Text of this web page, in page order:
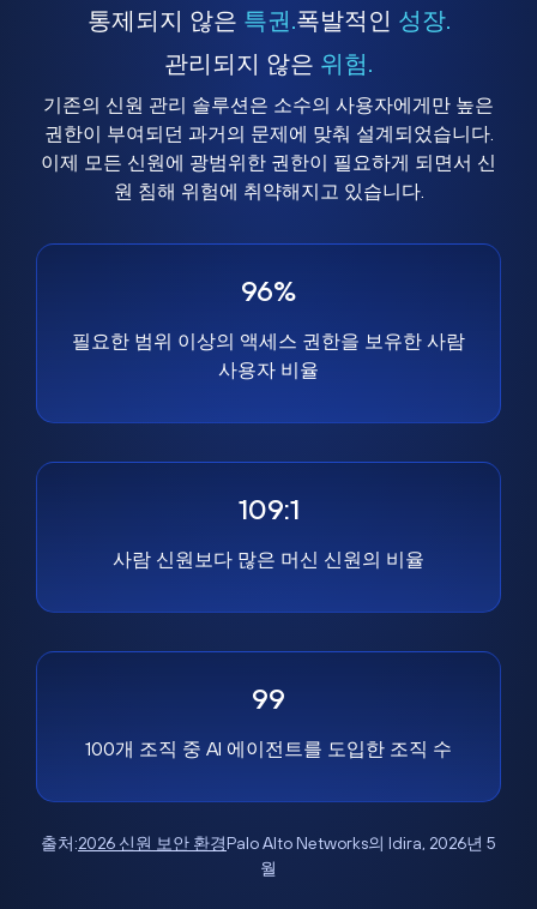
통제되지 않은 특권. 폭발적인 성장.
관리되지 않은 위험.
기존의 신원 관리 솔루션은 소수의 사용자에게만 높은
권한이 부여되던 과거의 문제에 맞춰 설계되었습니다.
이제 모든 신원에 광범위한 권한이 필요하게 되면서 신
원 침해 위험에 취약해지고 있습니다.
96%
필요한 범위 이상의 액세스 권한을 보유한 사람
사용자 비율
109:1
사람 신원보다 많은 머신 신원의 비율
99
100개 조직 중 AI 에이전트를 도입한 조직 수
출처:2026 신원 보안 환경Palo Alto Networks의 Idira, 2026년 5
월